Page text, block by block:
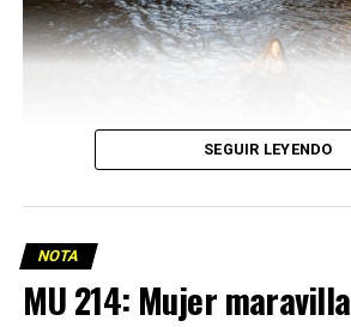
SEGUIR LEYENDO
NOTA
MU 214: Mujer maravilla